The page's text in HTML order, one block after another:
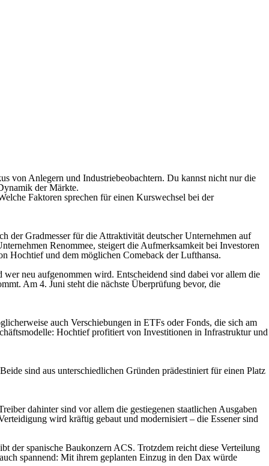
von Anlegern und Industriebeobachtern. Du kannst nicht nur die
der Märkte.
Faktoren sprechen für einen Kurswechsel bei der
der Gradmesser für die Attraktivität deutscher Unternehmen auf
Renommee, steigert die Aufmerksamkeit bei Investoren
Hochtief und dem möglichen Comeback der Lufthansa.
neu aufgenommen wird. Entscheidend sind dabei vor allem die
Am 4. Juni steht die nächste Überprüfung bevor, die
auch Verschiebungen in ETFs oder Fonds, die sich am
Hochtief profitiert von Investitionen in Infrastruktur und
sind aus unterschiedlichen Gründen prädestiniert für einen Platz
dahinter sind vor allem die gestiegenen staatlichen Ausgaben
wird kräftig gebaut und modernisiert – die Essener sind
der spanische Baukonzern ACS. Trotzdem reicht diese Verteilung
spannend: Mit ihrem geplanten Einzug in den Dax würde